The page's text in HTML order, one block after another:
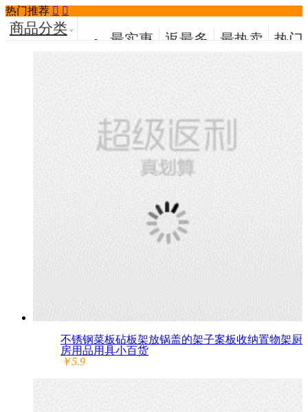
热门推荐  
商品分类
最实惠 返最多 最热卖
热门
不锈钢菜板砧板架放锅盖的架子案板收纳置物架厨
房用品用具小百货
￥5.9